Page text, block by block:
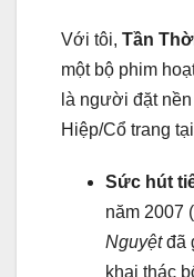
Với tôi, Tần
một bộ phim
là người đặt
Hiệp/Cổ trang
Sức hút
năm 2007
Nguyệtđã
khai thác